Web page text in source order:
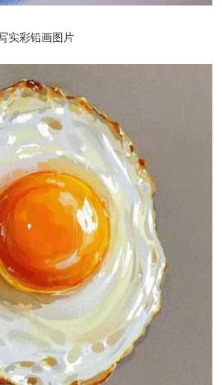
实彩铅画图片